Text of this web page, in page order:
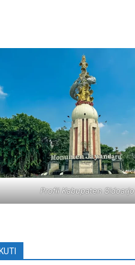
Profil Kabupaten Sidoarjo
IKUTI